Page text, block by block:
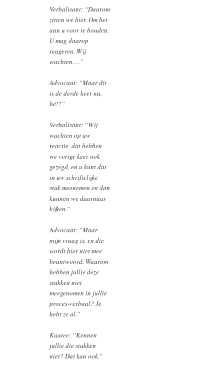
Verbalisant: “Daarom
zitten we hier. Om het
aan u voor te houden.
U mag daarop
reageren. Wij
wachten….”
Advocaat: “Maar dit
is de derde keer nu,
hè!?”
Verbalisant: “Wij
wachten op uw
reactie, dat hebben
we vorige keer ook
gezegd, en u kunt dat
in uw schriftelijke
stuk meenemen en dan
kunnen we daarnaar
kijken.”
Advocaat: “Maar
mijn vraag is, en die
wordt hier niet mee
beantwoord. Waarom
hebben jullie deze
stukken niet
meegenomen in jullie
proces-verbaal? Je
hebt ze al.”
Kaatee: “Kennen
jullie die stukken
niet? Dat kan ook.”